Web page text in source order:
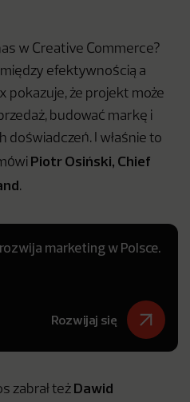
w Creative Commerce?
między efektywnością a
pokazuje, że projekt może
budować markę i
doświadczeń. I właśnie to
Piotr Osiński, Chief
.
marketing w Polsce.
Rozwijaj się
zabrał też Dawid